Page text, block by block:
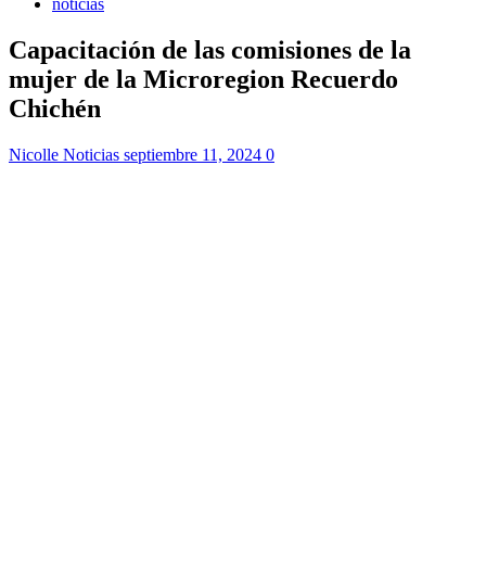
noticias
Capacitación de las comisiones de la
mujer de la Microregion Recuerdo
Chichén
Nicolle Noticias septiembre 11, 2024 0